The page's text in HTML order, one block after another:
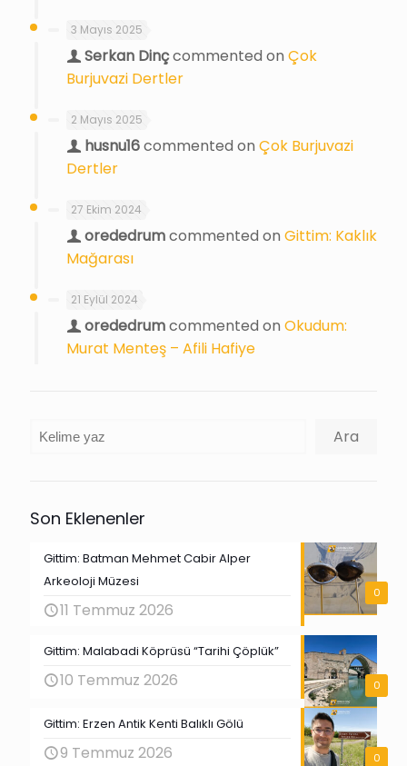
3 Mayıs 2025
Serkan Dinçcommented on Çok
Burjuvazi Dertler
2 Mayıs 2025
husnu16commented on Çok Burjuvazi
Dertler
27 Ekim 2024
orededrumcommented on Gittim: Kaklık
Mağarası
21 Eylül 2024
orededrumcommented on Okudum:
Murat Menteş – Afili Hafiye
Ara Ara
Son Eklenenler
0
Gittim: Batman Mehmet Cabir Alper
Arkeoloji Müzesi
11 Temmuz 2026
0
Gittim: Malabadi Köprüsü “Tarihi Çöplük”
10 Temmuz 2026
0
Gittim: Erzen Antik Kenti Balıklı Gölü
9 Temmuz 2026